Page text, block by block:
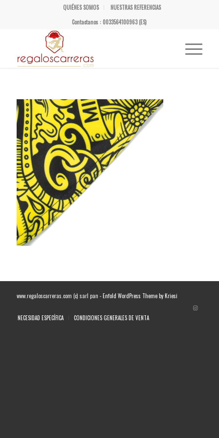
QUIÉNES SOMOS
NUESTRAS REFERENCIAS
Contactanos : 0033564100963 (ES)
www.regaloscarreras.com (c) sarl pan -Enfold WordPress Theme by Kriesi
NECESIDAD ESPECÍFICA CONDICIONES GENERALES DE VENTA